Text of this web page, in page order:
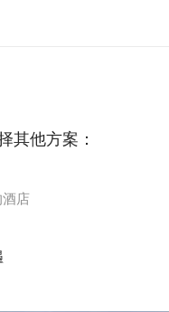
其他方案：
店